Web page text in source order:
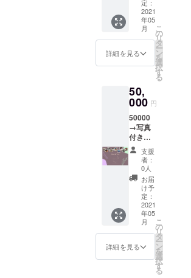
セット
(ペン、
マグ２
ペア、
コー
ヒー３
種類、T
ご希望
のTシャ
ツのサ
イズを
備考欄
にご記
載くだ
さい
定：
2021
年05
月
詳細を見る
こ
の
リ
タ
ー
ン
を
選
択
す
る
50,
000 円
50000
→写真
付きお
礼メッ
セージ
メール
と、ギ
フト
セット
(ペン、
ペアマ
グセッ
ト、
コー
ヒー、T
支援
者：
0人
お届
け予
定：
2021
年05
月
詳細を見る
こ
の
リ
タ
ー
ン
を
選
択
す
る